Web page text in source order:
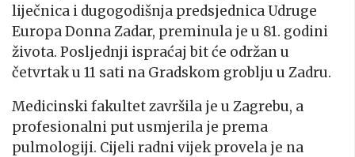
liječnica i dugogodišnja predsjednica Udruge
Europa Donna Zadar, preminula je u 81. godini
života. Posljednji ispraćaj bit će održan u
četvrtak u 11 sati na Gradskom groblju u Zadru.
Medicinski fakultet završila je u Zagrebu, a
profesionalni put usmjerila je prema
pulmologiji. Cijeli radni vijek provela je na